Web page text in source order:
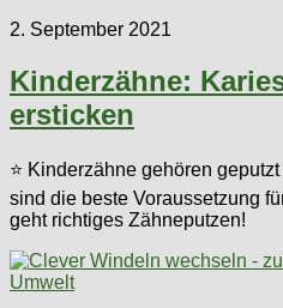
2. September 2021
Kinderzähne:
ersticken
⭐ Kinderzähne gehören
sind die beste Voraussetzung
geht richtiges Zähneputzen!